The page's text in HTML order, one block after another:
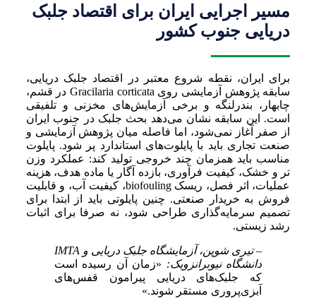
مسیر اجرایی ایران برای اقتصاد جلبک
دریایی جنوب کشور
برای ایران، نقطه شروع معتبر در اقتصاد جلبک دریایی،
سابقه پژوهش آزمایشی روی Gracilaria corticata در قشم،
چابهار، بندرلنگه و برخی آزمایش‌های مخزنی و تلفیقی
است. این سابقه نشان می‌دهد بحث جلبک در جنوب ایران
از صفر آغاز نمی‌شود، اما فاصله میان پژوهش آزمایشی و
صنعت تجاری باید با پایلوت‌های استاندارد پر شود. پایلوت
مناسب باید همزمان چند خروجی تولید کند: عملکرد وزن
تر و خشک، کیفیت فرآوری، بازده آگار یا ماده هدف، هزینه
عملیات، اثر فصل، ریسک biofouling، کیفیت آب، و قابلیت
فروش به خریدار صنعتی. چنین پایلوتی باید از ابتدا برای
تصمیم سرمایه‌گذاری طراحی شود، نه صرفا برای اثبات
رشد زیستی.
– تیری شوپن، آزمایشگاه جلبک دریایی و IMTA
دانشگاه نیوبرانزویک: «زمان آن رسیده است
که جلبک‌های دریایی پیرامون قفس‌های
آبزی‌پروری مستقر شوند.»